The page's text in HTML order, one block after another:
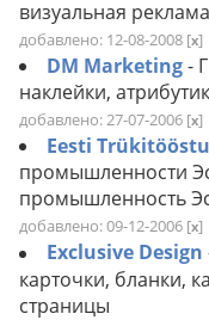
визуальная реклама
добавлено: 12-08-2008 [x]
DM Marketing-
наклейки,
добавлено: 27-07-2006 [x]
Eesti
промышленности
промышленность
добавлено: 09-12-2006 [x]
Exclusive Design
карточки, бланки,
страницы